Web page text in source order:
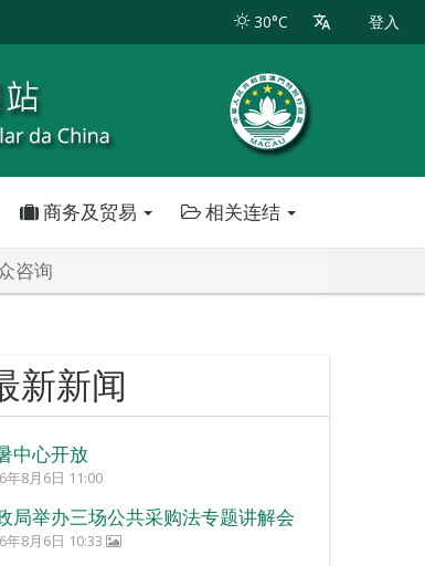
30°C 登入
商务及贸易 相关连结
咨询
新新闻
中心开放
年8月6日 11:00
局举办三场公共采购法专题讲解会
年8月6日 10:33